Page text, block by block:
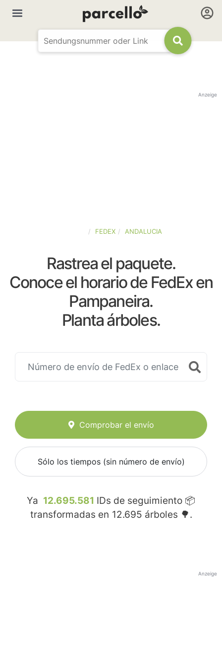
Anzeige
FEDEX ANDALUCIA
Rastrea el paquete.
Conoce el horario de FedEx en
Pampaneira.
Planta árboles.
Comprobar el envío
Sólo los tiempos (sin número de envío)
Ya 12.695.581 IDs de seguimiento 📦
transformadas en 12.695 árboles 🌳.
Anzeige